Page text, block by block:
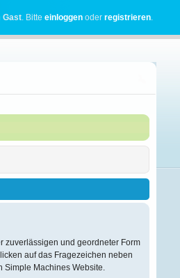
Gast. Bitteeinloggen oderregistrieren.
zuverlässigen und geordneter Form
auf das Fragezeichen neben
Simple Machines Website.